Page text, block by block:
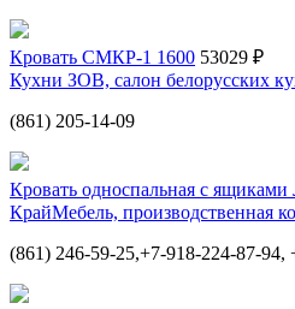
Кровать СМКР-1 1600 53029 ₽
Кухни ЗОВ, салон белорусских
(861) 205-14-09
Кровать односпальная с ящиками
КрайМебель, производственная
(861) 246-59-25,+7-918-224-87-94,